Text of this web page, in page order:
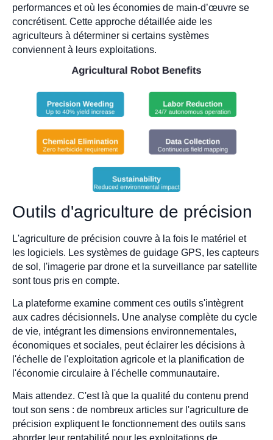
performances et où les économies de main-d’œuvre se
concrétisent. Cette approche détaillée aide les
agriculteurs à déterminer si certains systèmes
conviennent à leurs exploitations.
Outils d'agriculture de précision
L'agriculture de précision couvre à la fois le matériel et
les logiciels. Les systèmes de guidage GPS, les capteurs
de sol, l'imagerie par drone et la surveillance par satellite
sont tous pris en compte.
La plateforme examine comment ces outils s'intègrent
aux cadres décisionnels. Une analyse complète du cycle
de vie, intégrant les dimensions environnementales,
économiques et sociales, peut éclairer les décisions à
l'échelle de l'exploitation agricole et la planification de
l'économie circulaire à l'échelle communautaire.
Mais attendez. C'est là que la qualité du contenu prend
tout son sens : de nombreux articles sur l'agriculture de
précision expliquent le fonctionnement des outils sans